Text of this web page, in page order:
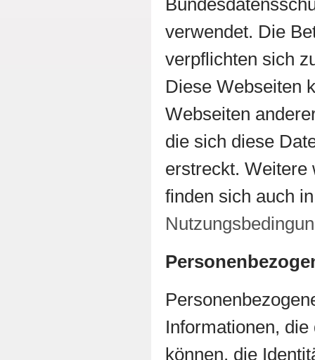
verwendet. Die
verpflichten sich
Diese Webseiten
Webseiten
die sich diese
erstreckt. Weitere
finden sich auch
Informationen,
können, die